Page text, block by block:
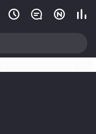
   